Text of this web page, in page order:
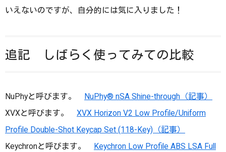
いえないのですが、自分的には気に入りました！
追記 しばらく使ってみての比較
NuPhyと呼びます。
NuPhy® nSA Shine-through（記事）
XVXと呼びます。 XVX Horizon V2 Low Profile/Uniform
Profile Double-Shot Keycap Set (118-Key)（記事）
Keychronと呼びます。
Keychron Low Profile ABS LSA Full